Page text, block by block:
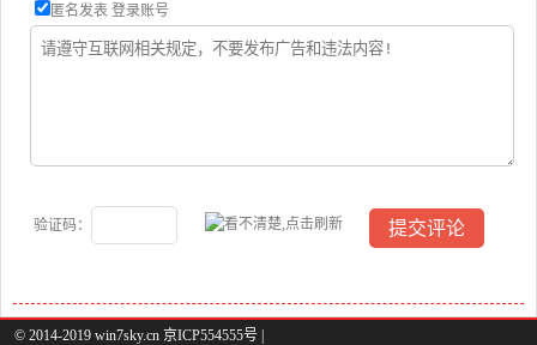
匿名发表 登录账号
验证码：
© 2014-2019 win7sky.cn 京ICP554555号 |